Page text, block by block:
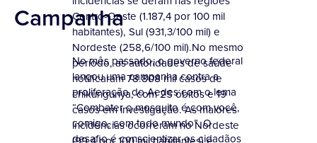
Centro-Oeste (1.187,4 por 100 mil
habitantes), Sul (931,3/100 mil) e
Nordeste (258,6/100 mil).No mesmo
período, as autoridades de saúde
notificaram 78.808 mil casos de
chikungunya, com 25 óbitos e 19
casos em investigação. As maiores
incidências ocorreram no Nordeste
Campanha
No mês passado, o governo federal
lançou uma campanha contra a
proliferação do Aedes com o lema
“Combater o mosquito é com você,
comigo, com todo mundo”. O
desafio é conscientizar os cidadãos